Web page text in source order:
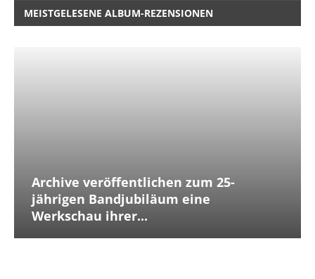
MEISTGELESENE ALBUM-REZENSIONEN
Archive veröffentlichen zum 25-
jährigen Bandjubiläum eine
Werkschau ihrer...